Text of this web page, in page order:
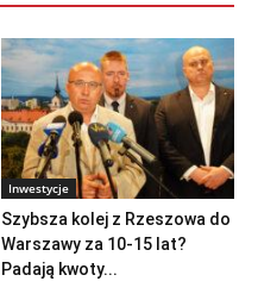
Inwestycje
Szybsza kolej z Rzeszowa do
Warszawy za 10-15 lat?
Padają kwoty...